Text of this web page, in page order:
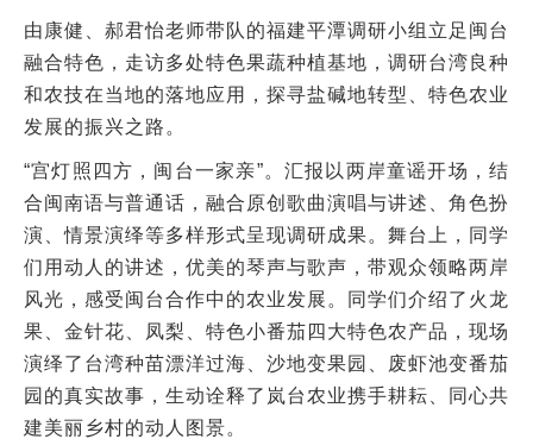
由康健、郝君怡老师带队的福建平潭调研小组立足闽台
融合特色，走访多处特色果蔬种植基地，调研台湾良种
和农技在当地的落地应用，探寻盐碱地转型、特色农业
发展的振兴之路。
“宫灯照四方，闽台一家亲”。汇报以两岸童谣开场，结
合闽南语与普通话，融合原创歌曲演唱与讲述、角色扮
演、情景演绎等多样形式呈现调研成果。舞台上，同学
们用动人的讲述，优美的琴声与歌声，带观众领略两岸
风光，感受闽台合作中的农业发展。同学们介绍了火龙
果、金针花、凤梨、特色小番茄四大特色农产品，现场
演绎了台湾种苗漂洋过海、沙地变果园、废虾池变番茄
园的真实故事，生动诠释了岚台农业携手耕耘、同心共
建美丽乡村的动人图景。